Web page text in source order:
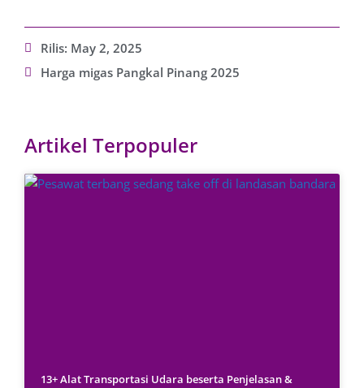
Rilis: May 2, 2025
Harga migas Pangkal Pinang 2025
Artikel Terpopuler
13+ Alat Transportasi Udara beserta Penjelasan &